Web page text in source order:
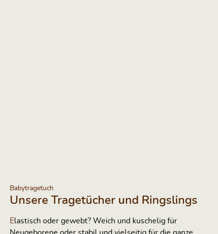
Babytragetuch
Unsere Tragetücher und Ringslings
Elastisch oder gewebt? Weich und kuschelig für